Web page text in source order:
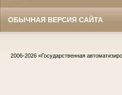
ОБЫЧНАЯ ВЕРСИЯ САЙТА
2006-2026 «Государственная